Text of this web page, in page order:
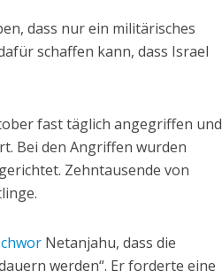
dass nur ein militärisches
schaffen kann, dass Israel
fast täglich angegriffen und
Bei den Angriffen wurden
Zehntausende von
Netanjahu, dass die
werden“. Er forderte eine